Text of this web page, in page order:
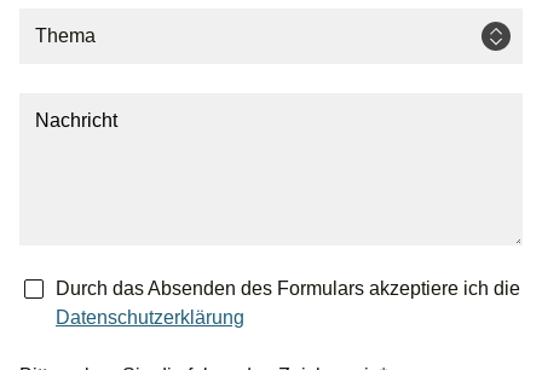
Thema
Nachricht
Durch das Absenden des Formulars akzeptiere ich die
Datenschutzerklärung